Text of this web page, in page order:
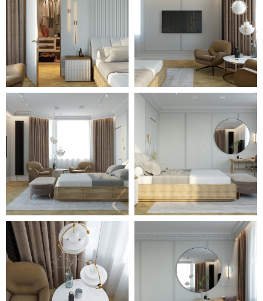
голубых тонов с теплыми
деревянными покрытиями и
элементами делают
оформление в неоклассическом
стиле особо эстетичным и
привлекательным.